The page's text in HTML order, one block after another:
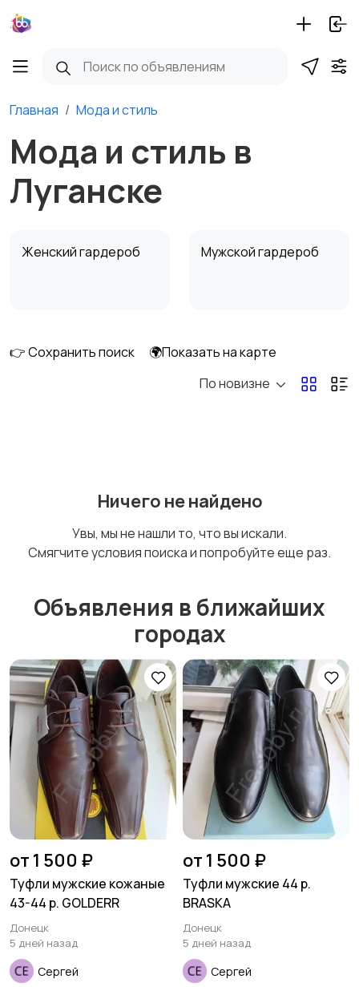
Главная Мода и стиль
Мода и стиль в
Луганске
Женский гардероб Мужской гардероб
👉 Сохранить поиск
🌍Показать на карте
По новизне
Ничего не найдено
Увы, мы не нашли то, что вы искали.
Смягчите условия поиска и попробуйте еще раз.
Объявления в ближайших
городах
от 1 500 ₽
Туфли мужские кожаные
43-44 р. GOLDERR
Донецк
5 дней назад
Сергей
от 1 500 ₽
Туфли мужские 44 р.
BRASKA
Донецк
5 дней назад
Сергей